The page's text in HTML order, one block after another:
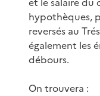
hypothèques,
reversés au
également les
débours.
On trouvera :